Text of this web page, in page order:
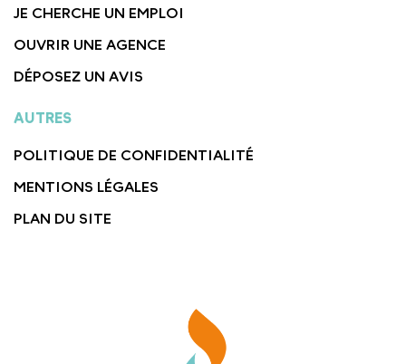
JE CHERCHE UN EMPLOI
OUVRIR UNE AGENCE
DÉPOSEZ UN AVIS
AUTRES
POLITIQUE DE CONFIDENTIALITÉ
MENTIONS LÉGALES
PLAN DU SITE